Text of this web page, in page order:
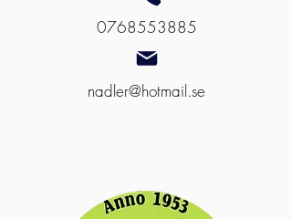
0768553885
nadler@hotmail.se